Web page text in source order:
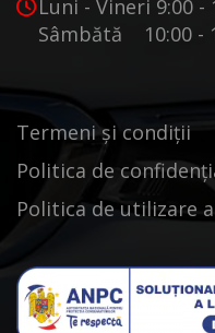
Luni - Vineri 9:00 -
Sâmbătă 10:00 -
Termeni și condiții
Politica de
Politica de utilizare